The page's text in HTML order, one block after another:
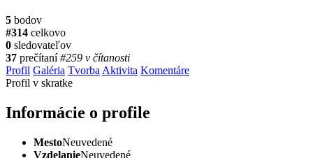
5 bodov
#314 celkovo
0 sledovateľov
37 prečítaní #259 v čítanosti
Profil Galéria Tvorba Aktivita Komentáre
Profil v skratke
Informácie o profile
MestoNeuvedené
VzdelanieNeuvedené